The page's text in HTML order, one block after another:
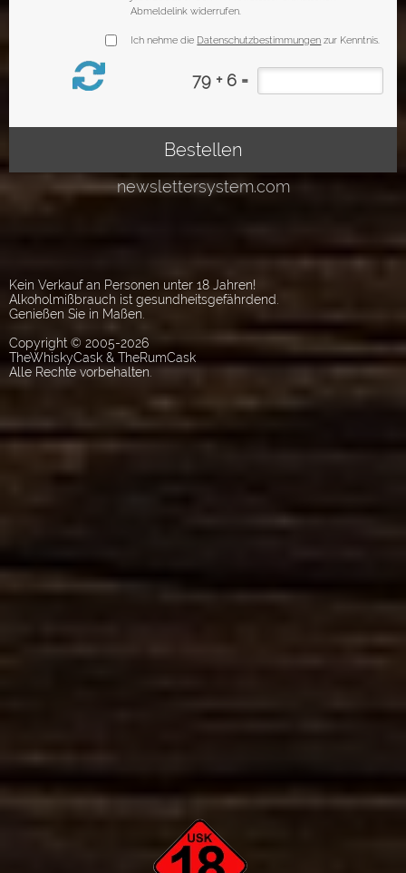
Kein Verkauf an Personen unter 18 Jahren!
Alkoholmißbrauch ist gesundheitsgefährdend.
Genießen Sie in Maßen.
Copyright © 2005-2026
TheWhiskyCask & TheRumCask
Alle Rechte vorbehalten.